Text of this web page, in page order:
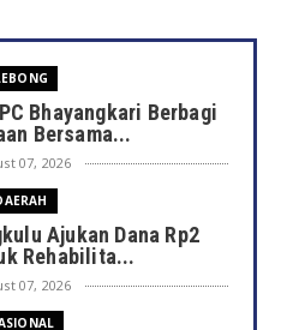
Bhayangkari Berbagi
Bersama...
07, 2026
Ajukan Dana Rp2
Rehabilita...
07, 2026